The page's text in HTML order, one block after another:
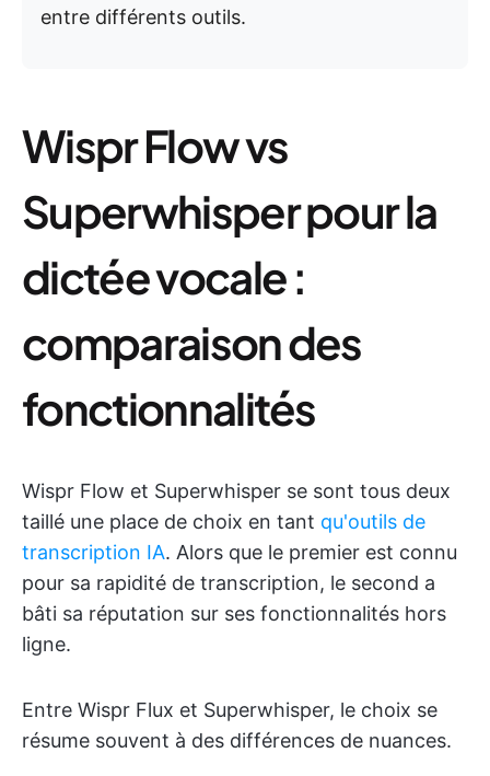
entre différents outils.
Wispr Flow vs
Superwhisper pour la
dictée vocale :
comparaison des
fonctionnalités
Wispr Flow et Superwhisper se sont tous deux
taillé une place de choix en tant qu'outils de
transcription IA. Alors que le premier est connu
pour sa rapidité de transcription, le second a
bâti sa réputation sur ses fonctionnalités hors
ligne.
Entre Wispr Flux et Superwhisper, le choix se
résume souvent à des différences de nuances.